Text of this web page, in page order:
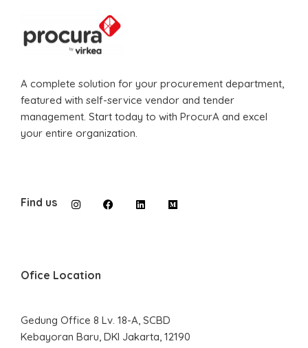
A complete solution for your procurement department,
featured with self-service vendor and tender
management. Start today to with ProcurA and excel
your entire organization.
Find us
Ofice Location
Gedung Office 8 Lv. 18-A, SCBD
Kebayoran Baru, DKI Jakarta, 12190